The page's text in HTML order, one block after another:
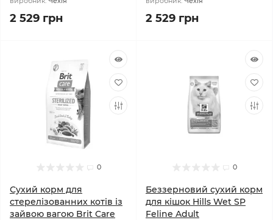
2 529 грн 2 529 грн
0
Сухий корм для
стерелізованних котів із
зайвою вагою Brit Care
0
Беззерновий сухий корм
для кішок Hills Wet SP
Feline Adult